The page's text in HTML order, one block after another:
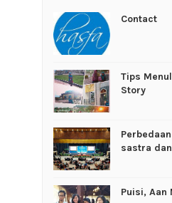
Contact
Tips
Story
sastra
Puisi, Aan